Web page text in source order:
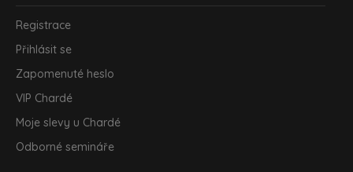
Registrace
Přihlásit se
Zapomenuté heslo
VIP Chardé
Moje slevy u Chardé
Odborné semináře